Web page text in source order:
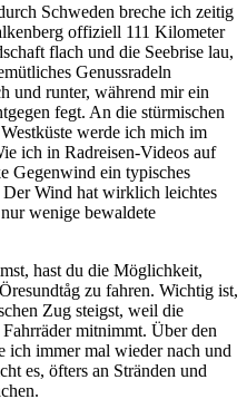
Schweden breche ich zeitig
offiziell 111 Kilometer
flach und die Seebrise lau,
Genussradeln
und runter, während mir ein
fegt. An die stürmischen
werde ich mich im
ich in Radreisen-Videos auf
Gegenwind ein typisches
Der Wind hat wirklich leichtes
wenige bewaldete
hast du die Möglichkeit,
zu fahren. Wichtig ist,
Zug steigst, weil die
mitnimmt. Über den
ich immer mal wieder nach und
es, öfters an Stränden und